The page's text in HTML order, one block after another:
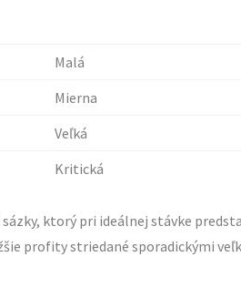
Malá
Mierna
Veľká
Kritická
ktorý pri ideálnej stávke
profity striedané sporadickými